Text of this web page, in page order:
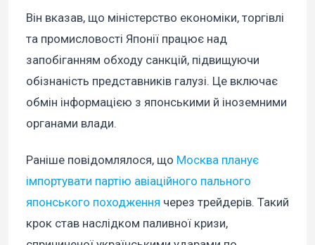
Він вказав, що міністерство економіки, торгівлі
та промисловості Японії працює над
запобіганням обходу санкцій, підвищуючи
обізнаність представників галузі. Це включає
обмін інформацією з японськими й іноземними
органами влади.
Раніше повідомлялося, що Москва планує
імпортувати партію авіаційного пального
японського походження через трейдерів. Такий
крок став наслідком паливної кризи,